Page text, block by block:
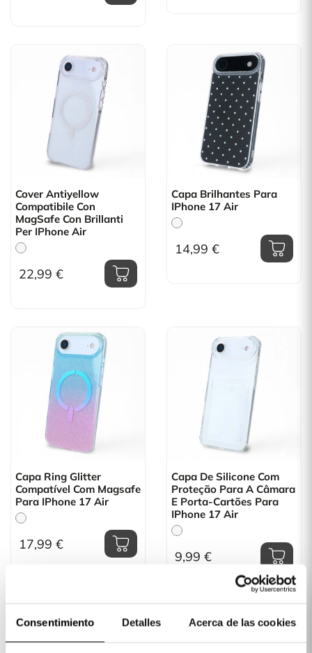
Consentimiento Detalles Acerca de las cookies
Cover Antiyellow
Compatibile Con
MagSafe Con Brillanti
Per IPhone Air
22,99 €
Capa Brilhantes Para
IPhone 17 Air
14,99 €
Capa Ring Glitter
Compatível Com Magsafe
Para IPhone 17 Air
17,99 €
Capa De Silicone Com
Proteção Para A Câmara
E Porta-Cartões Para
IPhone 17 Air
9,99 €